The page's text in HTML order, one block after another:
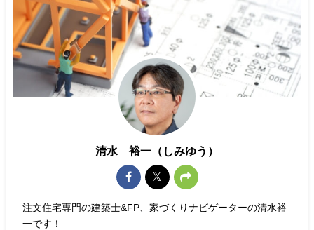
清水 裕一（しみゆう）
注文住宅専門の建築士&FP、家づくりナビゲーターの清水裕
一です！